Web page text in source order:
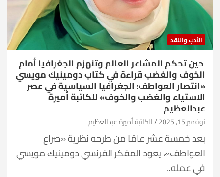
الأدب والنقد
حين تحكم المشاعر العالم وتنهزم الجغرافيا أمام
الخوف والغضب قراءة في كتاب دومينيك مويسي
«انتصار العواطف: الجغرافيا السياسية في عصر
الاستياء والغضب والخوف» للكاتبة أميرة
عبدالعظيم
نوفمبر 15, 2025 الكاتبة أميرة عبدالعظيم
بعد خمسة عشر عامًا من طرحه نظرية «صراع
العواطف»، يعود المفكر الفرنسي دومينيك مويسي
في عمله…